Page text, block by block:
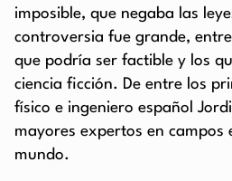
imposible, que negaba las
controversia fue grande,
que podría ser factible y los
ciencia ficción. De entre los
físico e ingeniero español
mayores expertos en campos
mundo.